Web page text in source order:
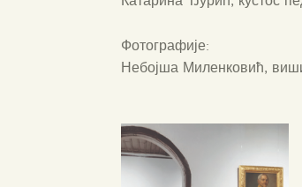
Фотографије:
Небојша Миленковић,